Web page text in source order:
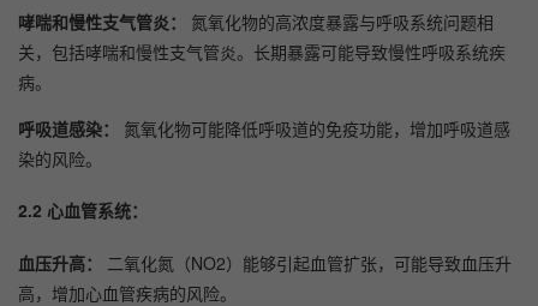
哮喘和慢性支气管炎：
氮氧化物的高浓度暴露与呼吸系统问题相
关，包括哮喘和慢性支气管炎。长期暴露可能导致慢性呼吸系统疾
病。
呼吸道感染：
氮氧化物可能降低呼吸道的免疫功能，增加呼吸道感
染的风险。
2.2 心血管系统：
血压升高：
二氧化氮（NO2）能够引起血管扩张，可能导致血压升
高，增加心血管疾病的风险。